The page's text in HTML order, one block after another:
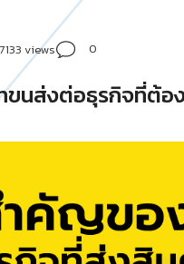
7133 views 0
นส่งต่อธุรกิจที่ต้อ